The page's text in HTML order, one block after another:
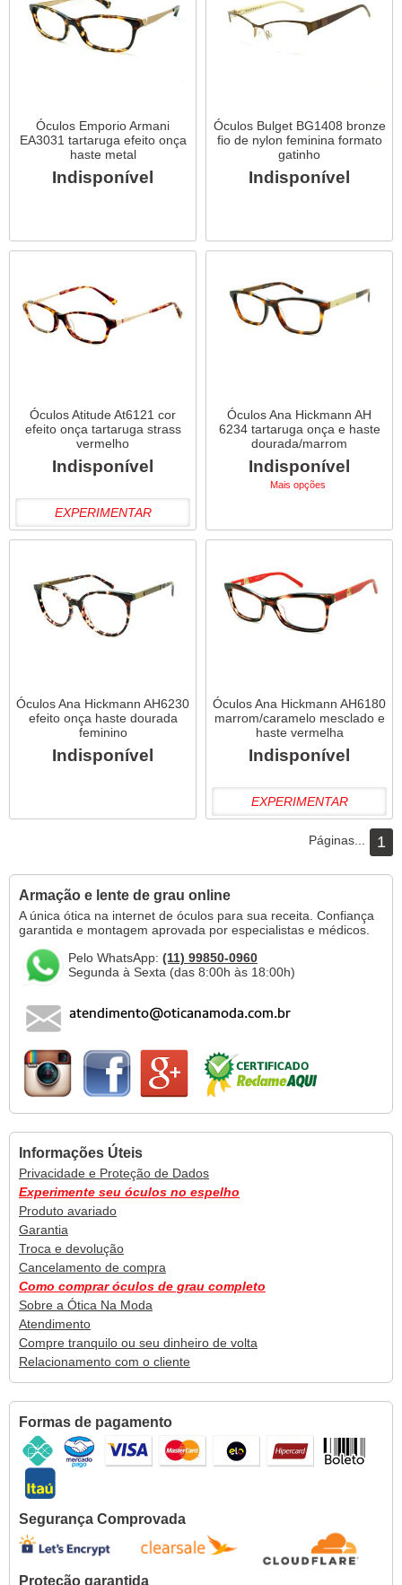
Óculos Emporio Armani
EA3031 tartaruga efeito onça
haste metal
Indisponível
Óculos Bulget BG1408 bronze
fio de nylon feminina formato
gatinho
Indisponível
Óculos Atitude At6121 cor
efeito onça tartaruga strass
vermelho
Indisponível
EXPERIMENTAR
Óculos Ana Hickmann AH
6234 tartaruga onça e haste
dourada/marrom
Indisponível
Mais opções
Óculos Ana Hickmann AH6230
efeito onça haste dourada
feminino
Indisponível
Óculos Ana Hickmann AH6180
marrom/caramelo mesclado e
haste vermelha
Indisponível
EXPERIMENTAR
Páginas... 1
Armação e lente de grau online
A única ótica na internet de óculos para sua receita. Confiança
garantida e montagem aprovada por especialistas e médicos.
Pelo WhatsApp: (11) 99850-0960
Segunda à Sexta (das 8:00h às 18:00h)
Informações Úteis
Privacidade e Proteção de Dados
Experimente seu óculos no espelho
Produto avariado
Garantia
Troca e devolução
Cancelamento de compra
Como comprar óculos de grau completo
Sobre a Ótica Na Moda
Atendimento
Compre tranquilo ou seu dinheiro de volta
Relacionamento com o cliente
Formas de pagamento
Segurança Comprovada
Proteção garantida